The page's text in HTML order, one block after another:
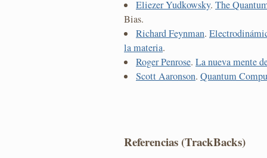
Eliezer Yudkowsky. The
Bias.
Richard Feynman.
la materia.
Roger Penrose. La nueva mente
Scott Aaronson. Quantum
Referencias (TrackBacks)